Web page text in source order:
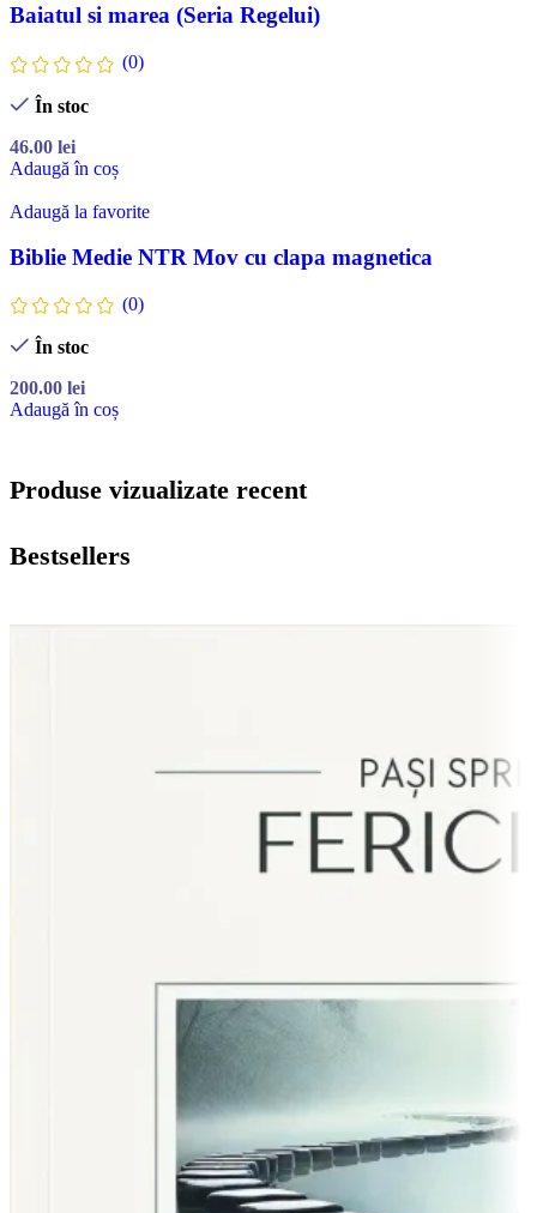
Baiatul si marea (Seria Regelui)
(0)
În stoc
46.00 lei
Adaugă în coș
Adaugă la favorite
Biblie Medie NTR Mov cu clapa magnetica
(0)
În stoc
200.00 lei
Adaugă în coș
Produse vizualizate recent
Bestsellers